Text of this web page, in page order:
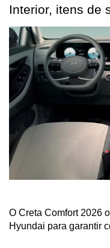
Interior, itens de
O Creta Comfort 2026
Hyundai para garantir